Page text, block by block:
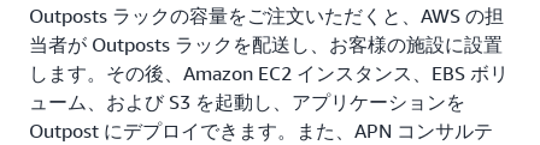
Outposts ラックの容量をご注文いただくと、AWS の担
当者が Outposts ラックを配送し、お客様の施設に設置
します。その後、Amazon EC2 インスタンス、EBS ボリ
ューム、および S3 を起動し、アプリケーションを
Outpost にデプロイできます。また、APN コンサルテ